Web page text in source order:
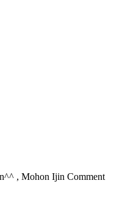
, Mohon Ijin Comment